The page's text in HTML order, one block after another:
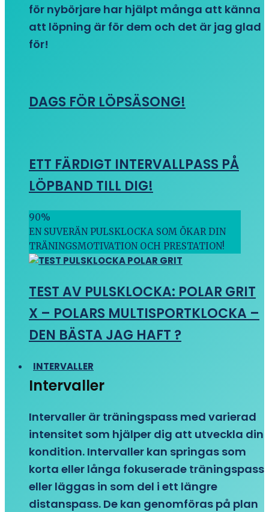
för nybörjare har hjälpt många att känna
att löpning är för dem och det är jag glad
för!
DAGS FÖR LÖPSÄSONG!
ETT FÄRDIGT INTERVALLPASS PÅ
LÖPBAND TILL DIG!
90%
EN SUVERÄN PULSKLOCKA SOM ÖKAR DIN
TRÄNINGSMOTIVATION OCH PRESTATION!
TEST AV PULSKLOCKA: POLAR GRIT
X – POLARS MULTISPORTKLOCKA –
DEN BÄSTA JAG HAFT ?
INTERVALLER
Intervaller
Intervaller är träningspass med varierad
intensitet som hjälper dig att utveckla din
kondition. Intervaller kan springas som
korta eller långa fokuserade träningspass
eller läggas in som del i ett längre
distanspass. De kan genomföras på plan